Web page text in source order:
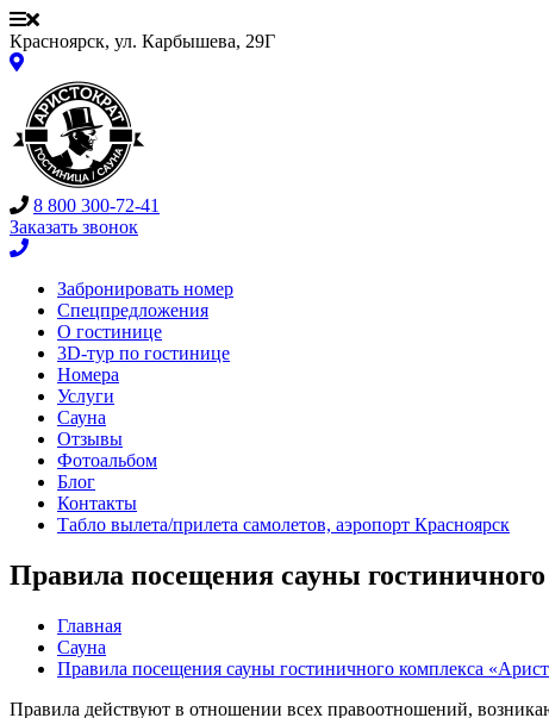
Красноярск, ул. Карбышева, 29Г
8 800 300-72-41
Заказать звонок
Забронировать номер
Спецпредложения
О гостинице
3D-тур по гостинице
Номера
Услуги
Сауна
Отзывы
Фотоальбом
Блог
Контакты
Табло вылета/прилета самолетов, аэропорт Красноярск
Правила посещения сауны
Главная
Сауна
Правила посещения сауны гостиничного комплекса
Правила действуют в отношении всех правоотношений,